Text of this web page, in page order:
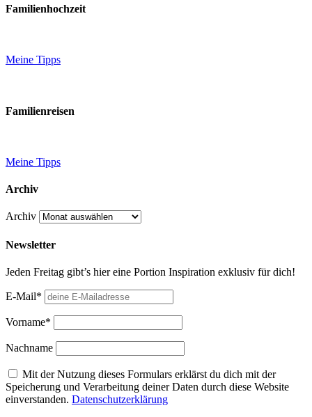
Familienhochzeit
Meine Tipps
Familienreisen
Meine Tipps
Archiv
Archiv
Newsletter
Jeden Freitag gibt’s hier eine Portion Inspiration exklusiv für dich!
E-Mail*
Vorname*
Nachname
Mit der Nutzung dieses Formulars erklärst du dich mit der
Speicherung und Verarbeitung deiner Daten durch diese Website
einverstanden. Datenschutzerklärung